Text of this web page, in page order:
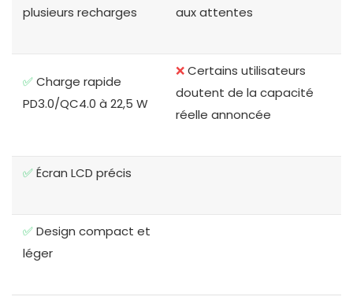
plusieurs recharges
aux attentes
✅Charge rapide
PD3.0/QC4.0 à 22,5 W
❌Certains utilisateurs
doutent de la capacité
réelle annoncée
✅Écran LCD précis
✅Design compact et
léger